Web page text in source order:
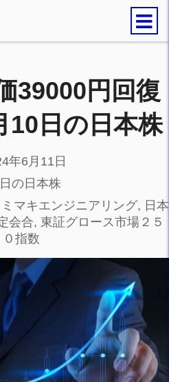
39000円回復
10日の日本株
年6月11日
の日本株
ミマキエンジニアリング, 日本
会合, 東証グロース市場２５
０指数